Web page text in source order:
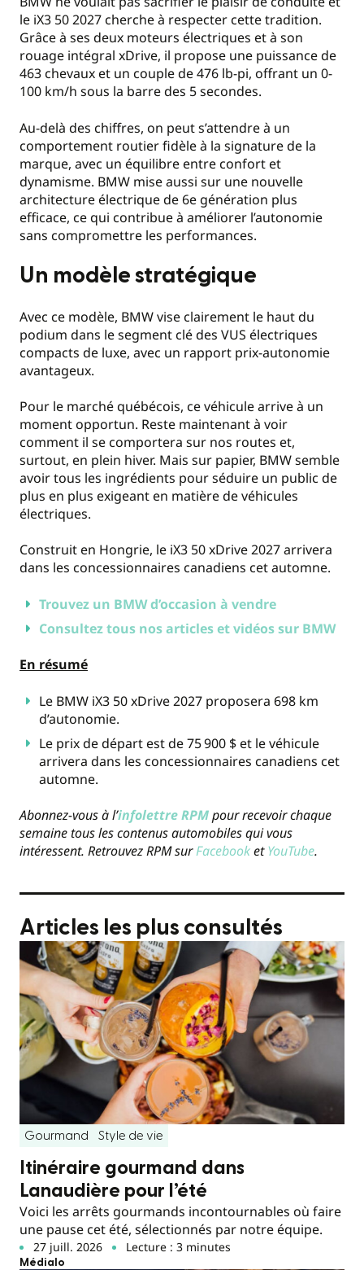
le iX3 50 2027 cherche à respecter cette tradition.
Grâce à ses deux moteurs électriques et à son
rouage intégral xDrive, il propose une puissance de
463 chevaux et un couple de 476 lb-pi, offrant un 0-
100 km/h sous la barre des 5 secondes.
Au-delà des chiffres, on peut s’attendre à un
comportement routier fidèle à la signature de la
marque, avec un équilibre entre confort et
dynamisme. BMW mise aussi sur une nouvelle
architecture électrique de 6e génération plus
efficace, ce qui contribue à améliorer l’autonomie
sans compromettre les performances.
Un modèle stratégique
Avec ce modèle, BMW vise clairement le haut du
podium dans le segment clé des VUS électriques
compacts de luxe, avec un rapport prix-autonomie
avantageux.
Pour le marché québécois, ce véhicule arrive à un
moment opportun. Reste maintenant à voir
comment il se comportera sur nos routes et,
surtout, en plein hiver. Mais sur papier, BMW semble
avoir tous les ingrédients pour séduire un public de
plus en plus exigeant en matière de véhicules
électriques.
Construit en Hongrie, le iX3 50 xDrive 2027 arrivera
dans les concessionnaires canadiens cet automne.
Trouvez un BMW d’occasion à vendre
Consultez tous nos articles et vidéos sur BMW
En résumé
Le BMW iX3 50 xDrive 2027 proposera 698 km
d’autonomie.
Le prix de départ est de 75 900 $ et le véhicule
arrivera dans les concessionnaires canadiens cet
automne.
Abonnez-vous à l’infolettre RPMpour recevoir chaque
semaine tous les contenus automobiles qui vous
intéressent. Retrouvez RPM surFacebooketYouTube.
Articles les plus consultés
Gourmand Style de vie
Itinéraire gourmand dans
Lanaudière pour l’été
Voici les arrêts gourmands incontournables où faire
une pause cet été, sélectionnés par notre équipe.
27 juill. 2026 Lecture : 3 minutes
Médialo